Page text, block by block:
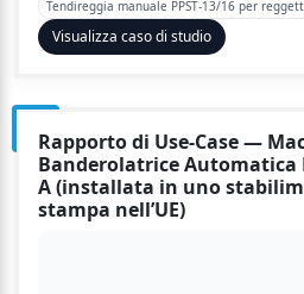
Tendireggia manuale PPST-13/16 per
Visualizza caso di studio
Rapporto di Use-Case —
Banderolatrice Automatica
A (installata in uno
stampa nell’UE)